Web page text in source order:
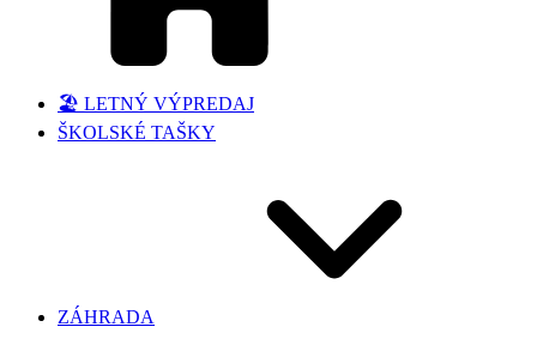
🏖️ LETNÝ VÝPREDAJ
ŠKOLSKÉ TAŠKY
ZÁHRADA